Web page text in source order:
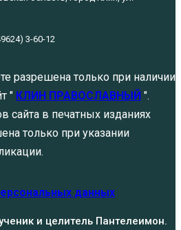
3-60-12
разрешена только при наличии
" КЛИН ПРАВОСЛАВНЫЙ ".
сайта в печатных изданиях
только при указании
данных
и целитель Пантелеимон.